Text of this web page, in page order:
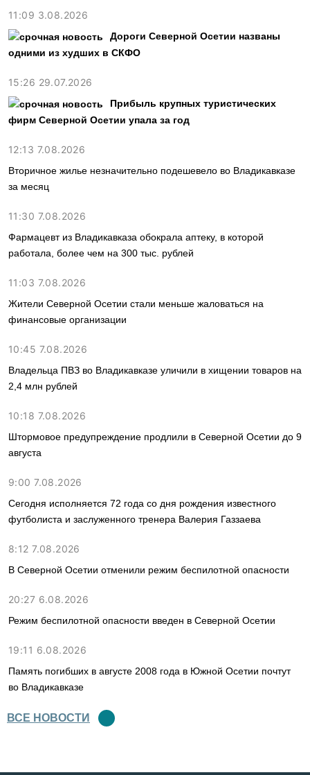
11:09 3.08.2026
Дороги Северной Осетии названы
одними из худших в СКФО
15:26 29.07.2026
Прибыль крупных туристических
фирм Северной Осетии упала за год
12:13 7.08.2026
Вторичное жилье незначительно подешевело во Владикавказе
за месяц
11:30 7.08.2026
Фармацевт из Владикавказа обокрала аптеку, в которой
работала, более чем на 300 тыс. рублей
11:03 7.08.2026
Жители Северной Осетии стали меньше жаловаться на
финансовые организации
10:45 7.08.2026
Владельца ПВЗ во Владикавказе уличили в хищении товаров на
2,4 млн рублей
10:18 7.08.2026
Штормовое предупреждение продлили в Северной Осетии до 9
августа
9:00 7.08.2026
Сегодня исполняется 72 года со дня рождения известного
футболиста и заслуженного тренера Валерия Газзаева
8:12 7.08.2026
В Северной Осетии отменили режим беспилотной опасности
20:27 6.08.2026
Режим беспилотной опасности введен в Северной Осетии
19:11 6.08.2026
Память погибших в августе 2008 года в Южной Осетии почтут
во Владикавказе
ВСЕ НОВОСТИ